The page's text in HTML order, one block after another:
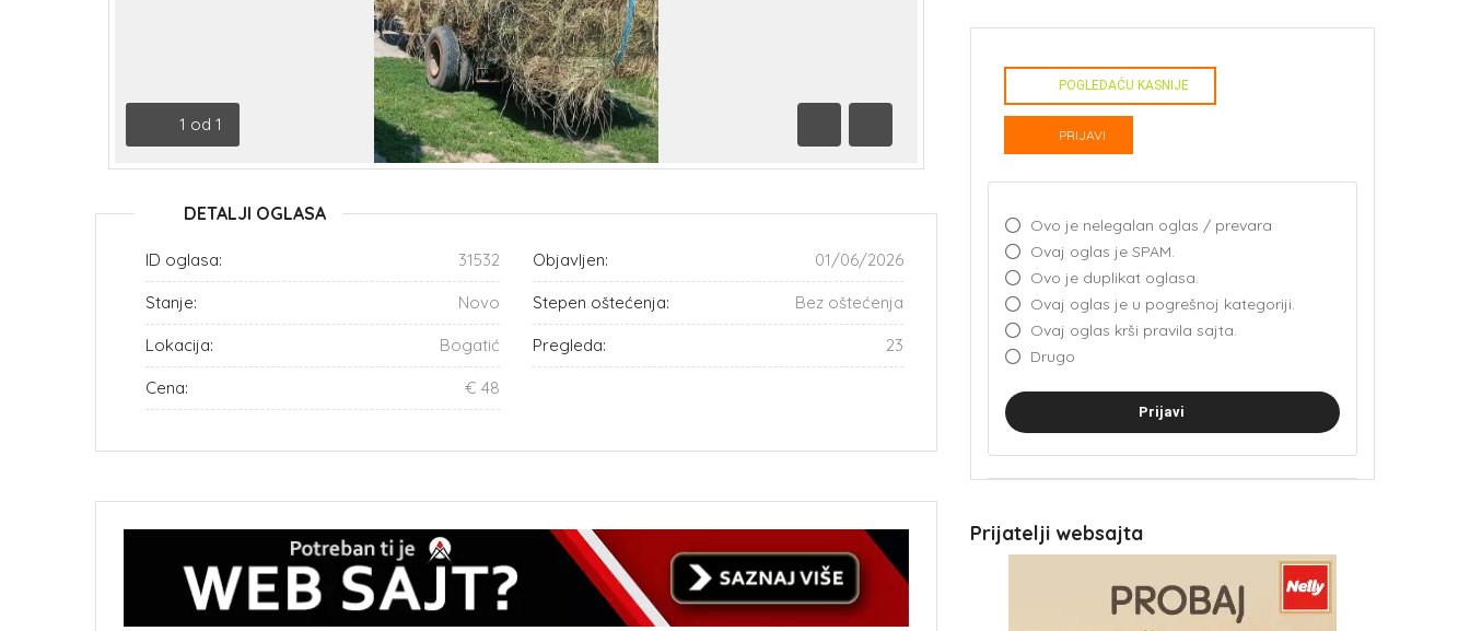
1 od 1
Prethodna
Sledeća
DETALJI OGLASA
ID oglasa: 31532 Objavljen: 01/06/2026
Stanje: Novo Stepen oštećenja: Bez oštećenja
Lokacija: Bogatić Pregleda: 23
Cena: € 48
POGLEDAĆU KASNIJE
PRIJAVI
Ovo je nelegalan oglas / prevara
Ovaj oglas je SPAM.
Ovo je duplikat oglasa.
Ovaj oglas je u pogrešnoj kategoriji.
Ovaj oglas krši pravila sajta.
Drugo
Prijavi
Prijatelji websajta